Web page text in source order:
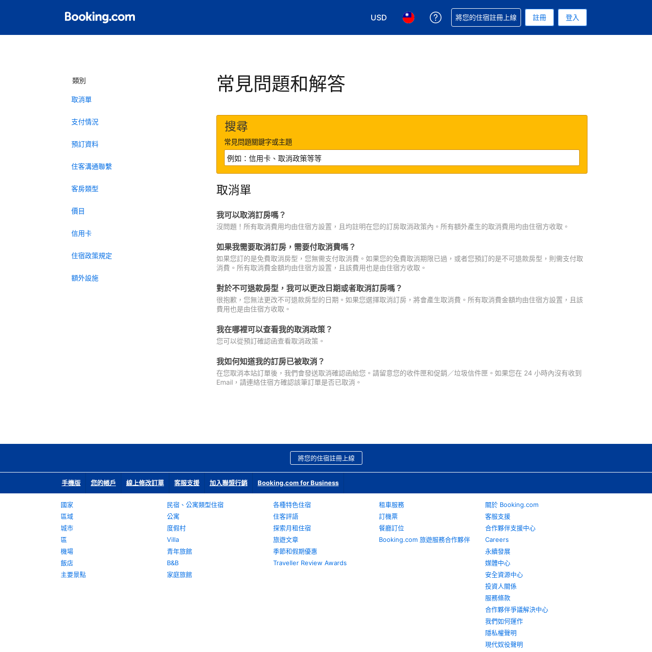
USD
選擇您使用的幣別. 您現在所使用的幣別為美元
選擇您使用的語言. 您目前所選的語言是繁體中文
取得訂單相關協助
將您的住宿註冊上線 註冊 登入
類別
取消單
支付情況
預訂資料
住客溝通聯繫
客房類型
價目
信用卡
住宿政策規定
額外設施
常見問題和解答
搜尋
常見問題關鍵字或主題
取消單
我可以取消訂房嗎？
沒問題！所有取消費用均由住宿方設置，且均註明在您的訂房取消政策內。所有額外產生的取消費用均由住宿方收取。
如果我需要取消訂房，需要付取消費嗎？
如果您訂的是免費取消房型，您無需支付取消費。如果您的免費取消期限已過，或者您預訂的是不可退款房型，則需支付取
消費。所有取消費金額均由住宿方設置，且該費用也是由住宿方收取。
對於不可退款房型，我可以更改日期或者取消訂房嗎？
很抱歉，您無法更改不可退款房型的日期。如果您選擇取消訂房，將會產生取消費。所有取消費金額均由住宿方設置，且該
費用也是由住宿方收取。
我在哪裡可以查看我的取消政策？
您可以從預訂確認函查看取消政策。
我如何知道我的訂房已被取消？
在您取消本站訂單後，我們會發送取消確認函給您。請留意您的收件匣和促銷／垃圾信件匣。如果您在 24 小時內沒有收到
Email，請連絡住宿方確認該筆訂單是否已取消。
將您的住宿註冊上線
手機版 您的帳戶 線上修改訂單 客服支援 加入聯盟行銷 Booking.com for Business
國家
區域
城市
區
機場
飯店
主要景點
民宿、公寓類型住宿
公寓
度假村
Villa
青年旅館
B&B
家庭旅館
各種特色住宿
住客評語
探索月租住宿
旅遊文章
季節和假期優惠
Traveller Review Awards
租車服務
訂機票
餐廳訂位
Booking.com 旅遊服務合作夥伴
關於 Booking.com
客服支援
合作夥伴支援中心
Careers
永續發展
媒體中心
安全資源中心
投資人關係
服務條款
合作夥伴爭議解決中心
我們如何運作
隱私權聲明
現代奴役聲明